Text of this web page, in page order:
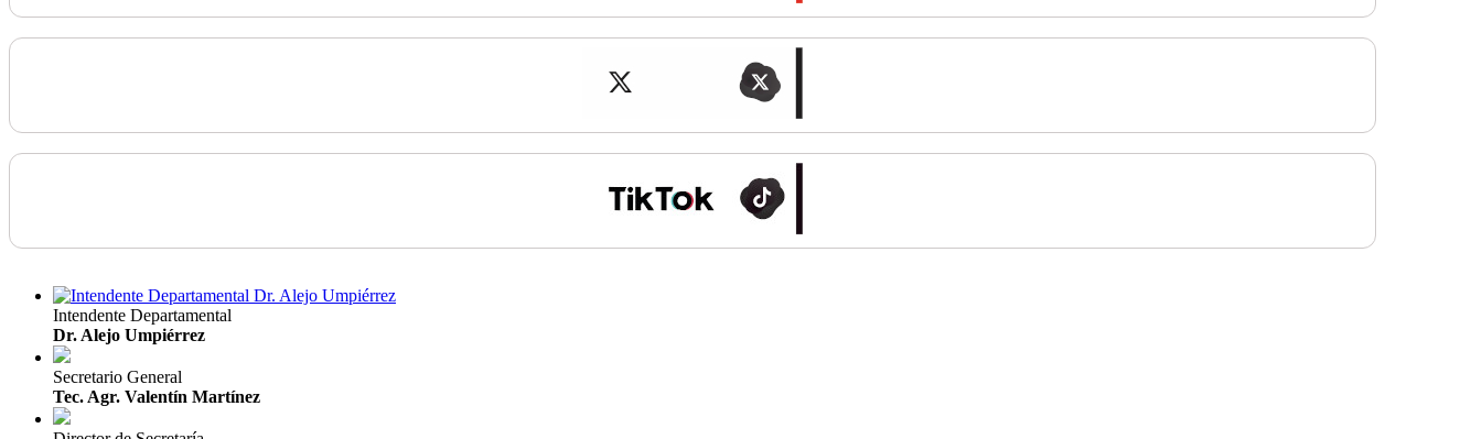
Intendente Departamental
Dr. Alejo Umpiérrez
Secretario General
Tec. Agr. Valentín Martínez